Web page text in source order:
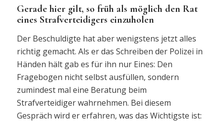
Gerade hier gilt, so früh als möglich den Rat
eines Strafverteidigers einzuholen
Der Beschuldigte hat aber wenigstens jetzt alles
richtig gemacht. Als er das Schreiben der Polizei in
Händen hält gab es für ihn nur Eines: Den
Fragebogen nicht selbst ausfüllen, sondern
zumindest mal eine Beratung beim
Strafverteidiger wahrnehmen. Bei diesem
Gespräch wird er erfahren, was das Wichtigste ist: